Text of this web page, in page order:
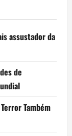
assustador da
de
Também